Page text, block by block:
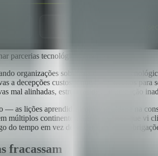
parcerias tecnológicas empresariais
organizações sobre sua estratégia
a decepções custosas que levaram anos
mal alinhadas, estruturas de comunicação
— as lições aprendidas com dificuldade na
múltiplos continentes, além dos erros que vi
tempo em vez de se deteriorar em
fracassam